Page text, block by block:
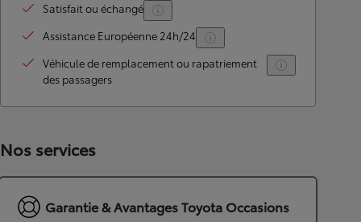
Satisfait ou échangé
Assistance Européenne 24h/24
Véhicule de remplacement ou rapatriement
des passagers
Nos services
Garantie & Avantages Toyota Occasions